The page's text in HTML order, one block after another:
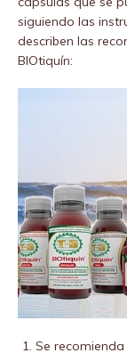
siguiendo las
describen las
BIOtiquín:
Se